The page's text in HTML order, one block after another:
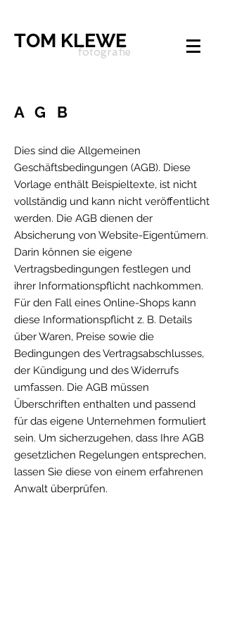
TOM KLEWE
fotografie
AGB
Dies sind die Allgemeinen
Geschäftsbedingungen (AGB). Diese
Vorlage enthält Beispieltexte, ist nicht
vollständig und kann nicht veröffentlicht
werden. Die AGB dienen der
Absicherung von Website-Eigentümern.
Darin können sie eigene
Vertragsbedingungen festlegen und
ihrer Informationspflicht nachkommen.
Für den Fall eines Online-Shops kann
diese Informationspflicht z. B. Details
über Waren, Preise sowie die
Bedingungen des Vertragsabschlusses,
der Kündigung und des Widerrufs
umfassen. Die AGB müssen
Überschriften enthalten und passend
für das eigene Unternehmen formuliert
sein. Um sicherzugehen, dass Ihre AGB
gesetzlichen Regelungen entsprechen,
lassen Sie diese von einem erfahrenen
Anwalt überprüfen.